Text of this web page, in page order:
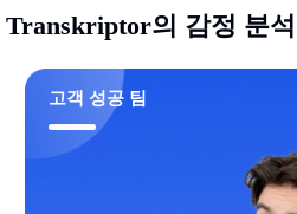
Transkriptor의 감정 분
고객 성공 팀